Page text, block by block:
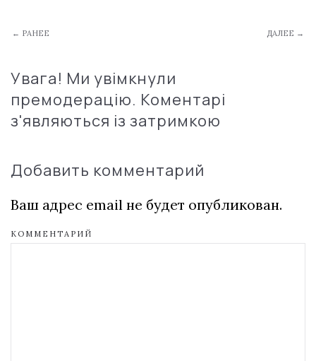
← РАНЕЕ ДАЛЕЕ →
Увага! Ми увімкнули
премодерацію. Коментарі
з'являються із затримкою
Добавить комментарий
Ваш адрес email не будет опубликован.
КОММЕНТАРИЙ